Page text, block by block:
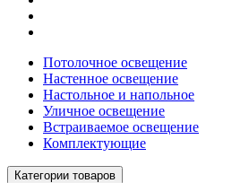
Потолочное освещение
Настенное освещение
Настольное и напольное
Уличное освещение
Встраиваемое освещение
Комплектующие
Категории товаров